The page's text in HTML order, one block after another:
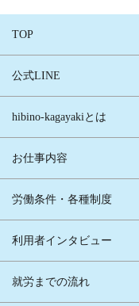
TOP
公式LINE
hibino-kagayakiとは
お仕事内容
労働条件・各種制度
利用者インタビュー
就労までの流れ